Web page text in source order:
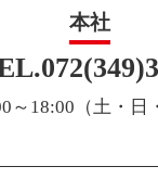
本社
～18:00（土・日